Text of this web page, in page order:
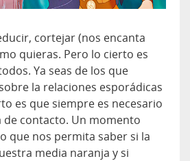
cortejar (nos encanta
quieras. Pero lo cierto es
Ya seas de los que
la relaciones esporádicas
es que siempre es necesario
contacto. Un momento
que nos permita saber si la
media naranja y si